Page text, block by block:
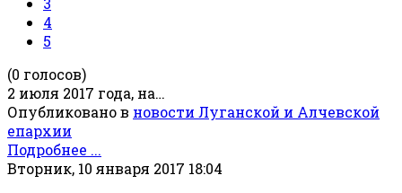
4
5
(0 голосов)
2 июля 2017 года, на…
Опубликовано в новости Луганской и Алчевской
епархии
Подробнее ...
Вторник, 10 января 2017 18:04